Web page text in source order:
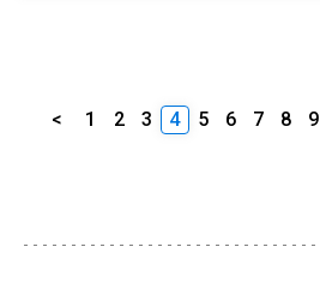
< 1 2 3 4 5 6 7 8 9